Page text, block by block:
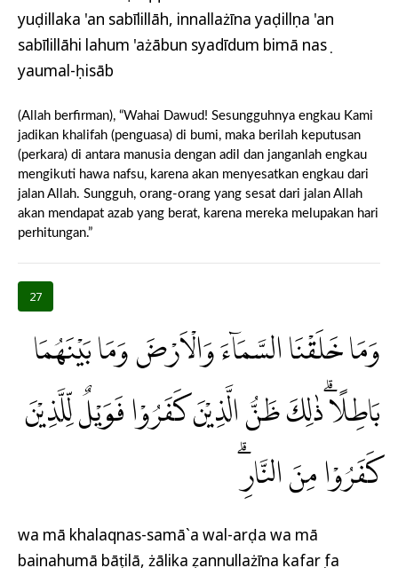
yuḍillaka 'an sabīlillāh, innallażīna yaḍillụna 'an
sabīlillāhi lahum 'ażābun syadīdum bimā nasụ
yaumal-ḥisāb
(Allah berfirman), “Wahai Dawud! Sesungguhnya engkau Kami
jadikan khalifah (penguasa) di bumi, maka berilah keputusan
(perkara) di antara manusia dengan adil dan janganlah engkau
mengikuti hawa nafsu, karena akan menyesatkan engkau dari
jalan Allah. Sungguh, orang-orang yang sesat dari jalan Allah
akan mendapat azab yang berat, karena mereka melupakan hari
perhitungan.”
27
وَمَا خَلَقْنَا السَّمَاۤءَ وَالْاَرْضَ وَمَا بَيْنَهُمَا
بَاطِلًا ۗذٰلِكَ ظَنُّ الَّذِيْنَ كَفَرُوْا فَوَيْلٌ لِّلَّذِيْنَ
كَفَرُوْا مِنَ النَّارِۗ
wa mā khalaqnas-samā`a wal-arḍa wa mā
bainahumā bāṭilā, żālika ẓannullażīna kafarụ fa